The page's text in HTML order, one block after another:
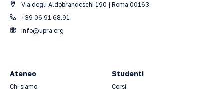
Via degli Aldobrandeschi 190 | Roma 00163
+39 06 91.68.91
info@upra.org
Ateneo
Chi siamo
Studenti
Corsi